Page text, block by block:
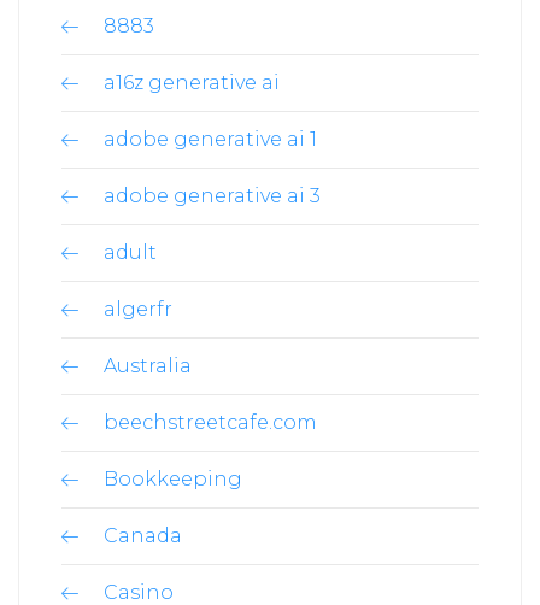
8883
a16z generative ai
adobe generative ai 1
adobe generative ai 3
adult
algerfr
Australia
beechstreetcafe.com
Bookkeeping
Canada
Casino